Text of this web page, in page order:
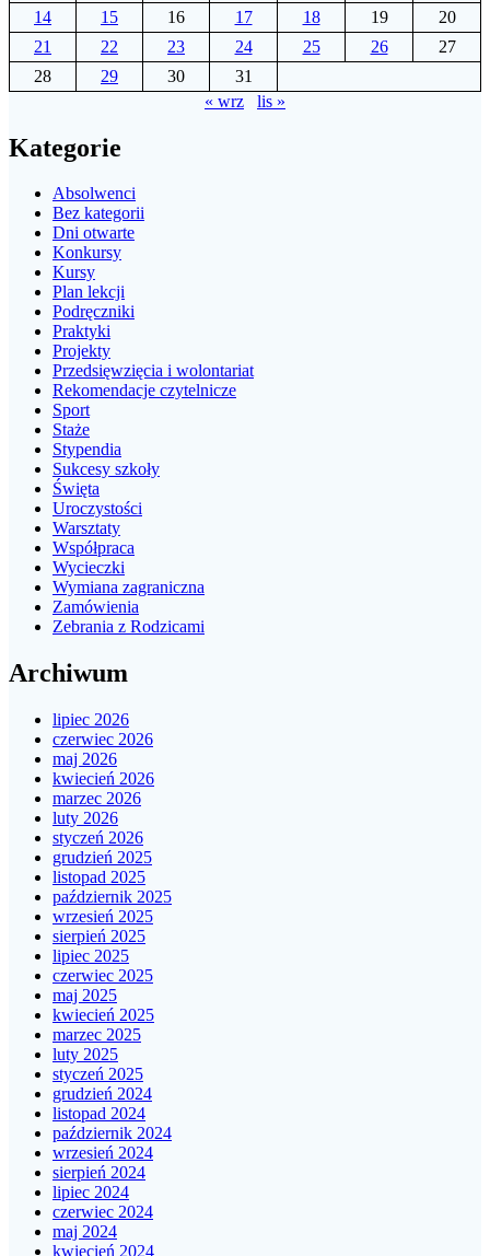
14
15 16 17 18 19
20
21
22 23 24 25 26
27
28
29 30
31
« wrz
lis »
Kategorie
Absolwenci
Bez kategorii
Dni otwarte
Konkursy
Kursy
Plan lekcji
Podręczniki
Praktyki
Projekty
Przedsięwzięcia i wolontariat
Rekomendacje czytelnicze
Sport
Staże
Stypendia
Sukcesy szkoły
Święta
Uroczystości
Warsztaty
Współpraca
Wycieczki
Wymiana zagraniczna
Zamówienia
Zebrania z Rodzicami
Archiwum
lipiec 2026
czerwiec 2026
maj 2026
kwiecień 2026
marzec 2026
luty 2026
styczeń 2026
grudzień 2025
listopad 2025
październik 2025
wrzesień 2025
sierpień 2025
lipiec 2025
czerwiec 2025
maj 2025
kwiecień 2025
marzec 2025
luty 2025
styczeń 2025
grudzień 2024
listopad 2024
październik 2024
wrzesień 2024
sierpień 2024
lipiec 2024
czerwiec 2024
maj 2024
kwiecień 2024